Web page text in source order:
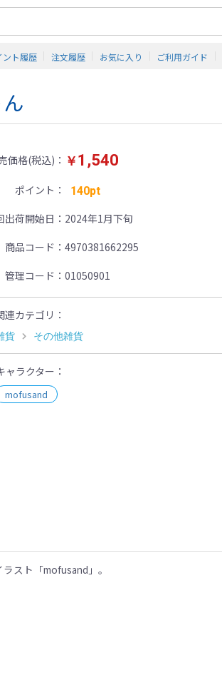
ント履歴 注文履歴 お気に入り ご利用ガイド
価格(税込) ￥1,540
ポイント 140pt
出荷開始日
2024年1月下旬
商品コード
4970381662295
管理コード
01050901
連カテゴリ
貨 その他雑貨
ャラクター
mofusand
スト「mofusand」。